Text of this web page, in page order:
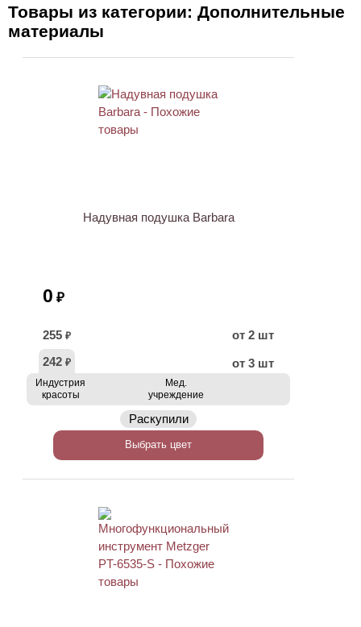
Товары из категории: Дополнительные
материалы
Надувная подушка Barbara
0 ₽
255 ₽
от 2 шт
242 ₽ от 3 шт
Индустрия
красоты
Мед.
учреждение
Раскупили
Выбрать цвет